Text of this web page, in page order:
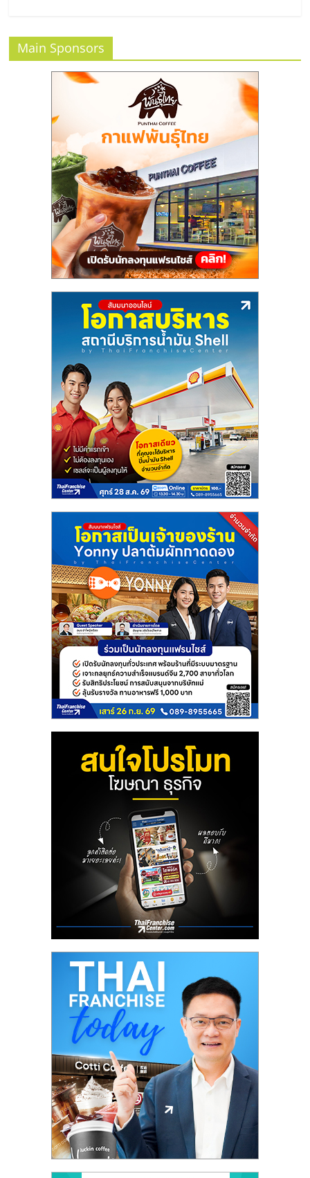
แฟ
ไชส์
ขาย
หน้า
บ้าน
ลงทุน
น้อย
ปรึกษา
การ
ลงทุน
และ
ขยาย
รวม
ไชส์
พร้อม
ทำเล
สำหรับ
Main Sponsors